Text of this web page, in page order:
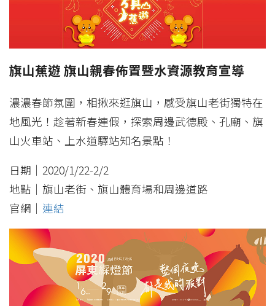
旗山蕉遊 旗山親春佈置暨水資源教育宣導
濃濃春節氛圍，相揪來逛旗山，感受旗山老街獨特在
地風光！趁著新春連假，探索周邊武德殿、孔廟、旗
山火車站、上水道驛站知名景點！
日期｜2020/1/22-2/2
地點｜旗山老街、旗山體育場和周邊道路
官網｜ 連結